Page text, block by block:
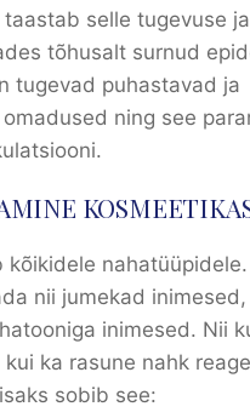
selle tugevuse
tõhusalt surnud
tugevad puhastavad ja
ning see
kõikidele
nii jumekad inimesed,
inimesed. Nii
ka rasune nahk
sobib see: